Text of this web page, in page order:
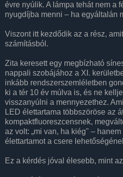
évre nyúlik. A lámpa tehát nem a
nyugdíjba menni – ha egyáltalán
Viszont itt kezdődik az a rész,
számításból.
Zita keresett egy megbízható
nappali szobájához a XI.
inkább rendszerszemléletben
ki a tér 10 év múlva is, és ne
visszanyúlni a mennyezethez.
LED élettartama többszöröse az
kompaktfluoreszcensnek,
az volt: „mi van, ha kiég" –
élettartamot a csere
Ez a kérdés jóval élesebb, mint